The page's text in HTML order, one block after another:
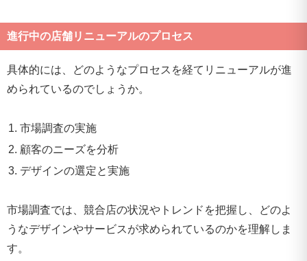
進行中の店舗リニューアルのプロセス
具体的には、どのようなプロセスを経てリニューアルが進
められているのでしょうか。
市場調査の実施
顧客のニーズを分析
デザインの選定と実施
市場調査では、競合店の状況やトレンドを把握し、どのよ
うなデザインやサービスが求められているのかを理解しま
す。